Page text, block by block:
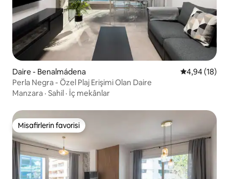
Daire - Benalmádena 5 üzerinden
4,94 (18)
Perla Negra - Özel Plaj Erişimi Olan Daire
Manzara · Sahil · İç mekânlar
Misafirlerin favorisi
Misafirlerin favorisi